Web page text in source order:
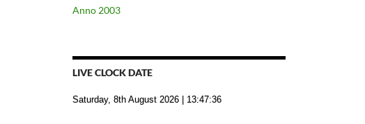
Anno 2003
LIVE CLOCK DATE
Saturday, 8th August 2026 | 13:47:37